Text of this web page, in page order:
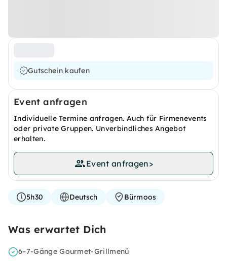
Gutschein kaufen
Event anfragen
Individuelle Termine anfragen. Auch für Firmenevents
oder private Gruppen. Unverbindliches Angebot
erhalten.
Event anfragen>
5h30 Deutsch Bürmoos
Was erwartet Dich
6–7-Gänge Gourmet-Grillmenü